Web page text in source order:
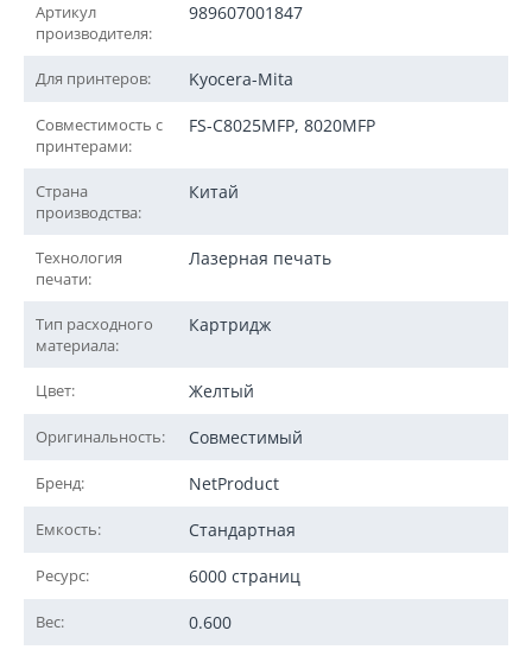
Артикул
производителя:
989607001847
Для принтеров: Kyocera-Mita
Совместимость с
принтерами:
FS-C8025MFP, 8020MFP
Страна
производства:
Китай
Технология
печати:
Лазерная печать
Тип расходного
материала:
Картридж
Цвет: Желтый
Оригинальность: Совместимый
Бренд: NetProduct
Емкость: Стандартная
Ресурс: 6000 страниц
Вес: 0.600